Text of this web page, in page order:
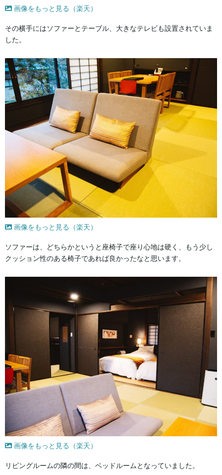
画像をもっと見る（楽天）
その横手にはソファーとテーブル、大きなテレビも設置されていま
した。
画像をもっと見る（楽天）
ソファーは、どちらかというと座椅子で座り心地は硬く、もう少し
クッション性のある椅子であれば良かったなと思います。
画像をもっと見る（楽天）
リビングルームの隣の間は、ベッドルームとなっていました。